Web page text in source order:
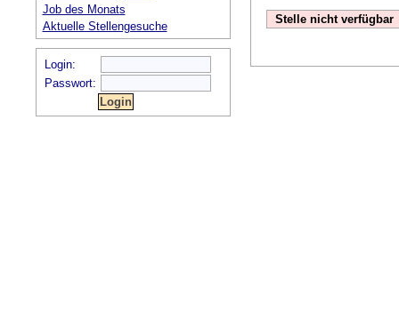
Job des Monats
Aktuelle Stellengesuche
Login:
Passwort:
Stelle nicht verfügbar